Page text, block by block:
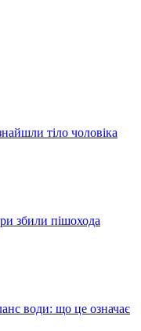
тіло чоловіка
збили пішохода
води: що це означає